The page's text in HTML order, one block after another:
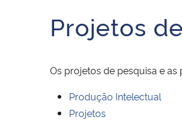
Secretaria de Governo
Início do conteúdo
Projetos
Os projetos de pesquisa e
Produção Intelectual
Projetos